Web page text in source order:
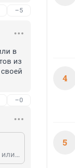
–5
в
из
–0
На нормальную тойоту денег не хватило? Представь, если в Великобритании или в Германии кто-то выедет на "кривой" машине? В GB еще могу понять, там туристов из ЕэС хватает, а уж в Нидерландах, Бельгии или Германии ты точно всех убъешь своей праворукостью.
4
5